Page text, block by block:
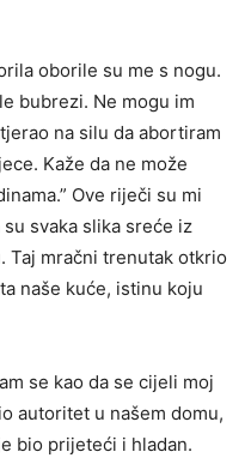
oborile su me s nogu.
bubrezi. Ne mogu im
na silu da abortiram
Kaže da ne može
Ove riječi su mi
svaka slika sreće iz
Taj mračni trenutak otkrio
naše kuće, istinu koju
se kao da se cijeli moj
autoritet u našem domu,
bio prijeteći i hladan.